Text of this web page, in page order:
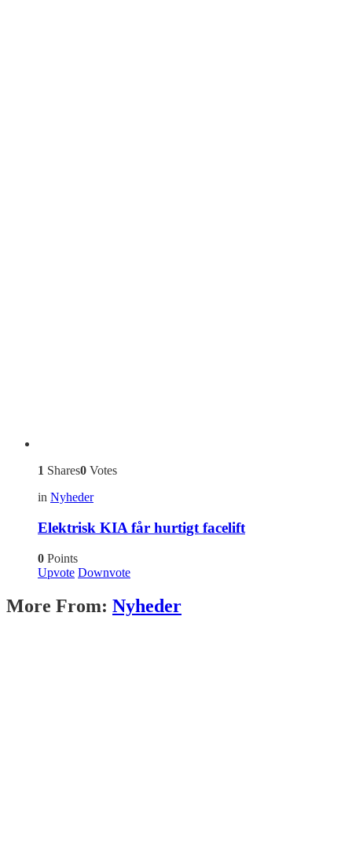
1 Shares0 Votes
in Nyheder
Elektrisk KIA får hurtigt facelift
0 Points
Upvote Downvote
More From: Nyheder